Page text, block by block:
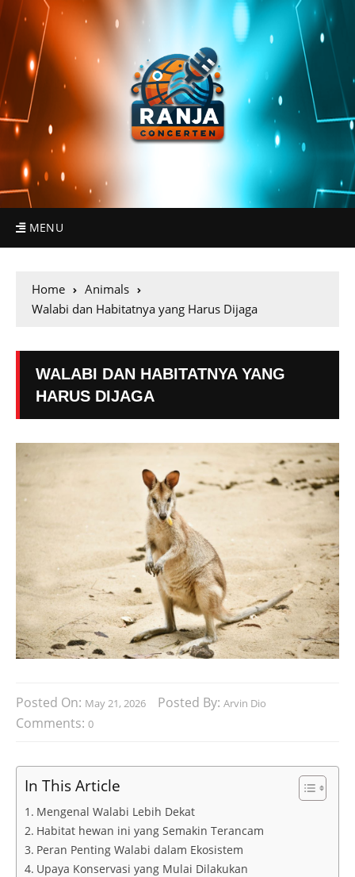
MENU
Home
Animals
Walabi dan Habitatnya yang Harus Dijaga
WALABI DAN HABITATNYA YANG
HARUS DIJAGA
Posted On: May 21, 2026 Posted By: Arvin Dio
Comments: 0
In This Article
Mengenal Walabi Lebih Dekat
Habitat hewan ini yang Semakin Terancam
Peran Penting Walabi dalam Ekosistem
Upaya Konservasi yang Mulai Dilakukan